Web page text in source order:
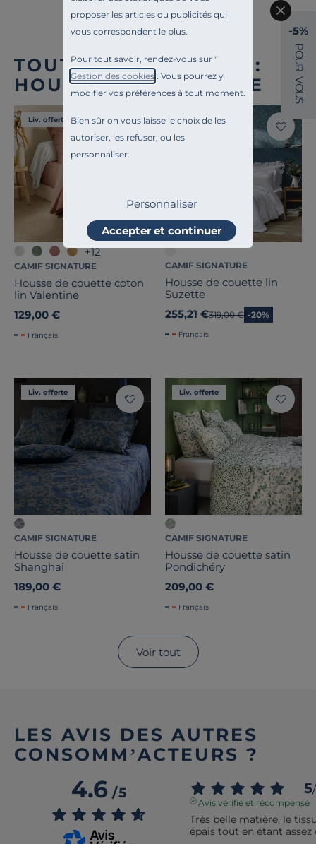
proposer les articles ou publicités qui
vous correspondent le plus.
Pour tout savoir, rendez-vous sur "
Gestion des cookies". Vous pourrez y
modifier vos préférences à tout moment.
Bien sûr on vous laisse le choix de les
autoriser, les refuser, ou les
personnaliser.
Personnaliser
Accepter et continuer
TOUTE NOTRE OFFRE :
HOUSSES DE COUETTE
Liv. offerte
+12
CAMIF SIGNATURE
Housse de couette coton
lin Valentine
129,00 €
Français
Liv. offerte
CAMIF SIGNATURE
Housse de couette lin
Suzette
255,21 €Ancien prix
319,00 € -20%
Français
Liv. offerte
CAMIF SIGNATURE
Housse de couette satin
Shanghai
189,00 €
Français
Liv. offerte
CAMIF SIGNATURE
Housse de couette satin
Pondichéry
209,00 €
Français
Voir tout
LES AVIS DES AUTRES
CONSOMM’ACTEURS ?
4.6/5 5/
Avis vérifié et récompensé
Très belle matière, le
épais tout en étant assez
-5%
P
O
U
R
V
O
U
S